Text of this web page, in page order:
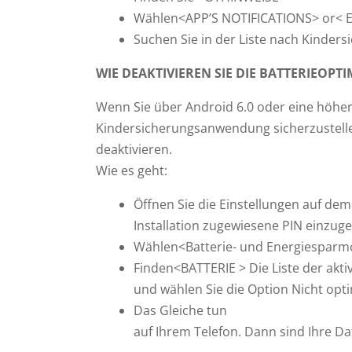
Wählen<APP’S NOTIFICATIONS> or<
Suchen Sie in der Liste nach
WIE DEAKTIVIEREN SIE DIE
Wenn Sie über Android 6.0 oder eine
Kindersicherungsanwendung
deaktivieren.
Wie es geht:
Öffnen Sie die Einstellungen auf
Installation zugewiesene PIN
Wählen<Batterie- und
Finden<BATTERIE > Die Liste der
und wählen Sie die Option Nicht
Das Gleiche tun
auf Ihrem Telefon. Dann sind Ihre